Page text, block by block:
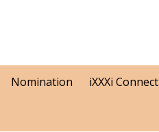
Nomination iXXXi Connect